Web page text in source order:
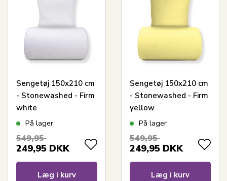
Sengetøj 150x210 cm
- Stonewashed - Firm
white
På lager
549,95
249,95 DKK
Læg i kurv
Sengetøj 150x210 cm
- Stonewashed - Firm
yellow
På lager
549,95
249,95 DKK
Læg i kurv